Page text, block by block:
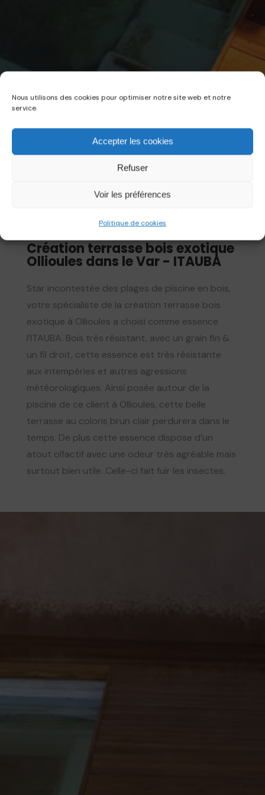
Nous utilisons des cookies pour optimiser notre site web et notre
service.
Accepter les cookies
Refuser
Voir les préférences
Politique de cookies
Création terrasse bois exotique
Ollioules dans le Var - ITAUBA
Star incontestée des plages de piscine en bois,
votre spécialiste de la création terrasse bois
exotique à Ollioules a choisi comme essence
l’ITAUBA. Bois très résistant, avec un grain fin &
un fil droit, cette essence est très résistante
aux intempéries et autres agressions
météorologiques. Ainsi posée autour de la
piscine de ce client à Ollioules, cette belle
terrasse au coloris brun clair perdurera dans le
temps. De plus cette essence dispose d’un
atout olfactif avec une odeur très agréable mais
surtout bien utile. Celle-ci fait fuir les insectes.